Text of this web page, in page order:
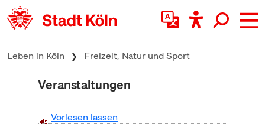
zum Inhalt springen
Leben in Köln Freizeit, Natur und Sport
Veranstaltungen
Vorlesen lassen